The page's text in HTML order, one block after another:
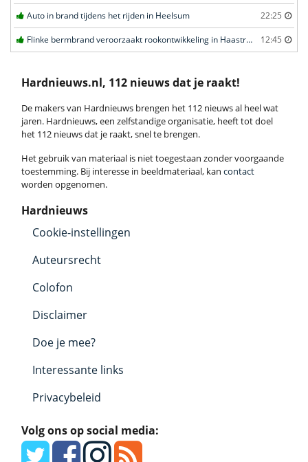
Auto in brand tijdens het rijden in Heelsum 22:25
Flinke bermbrand veroorzaakt rookontwikkeling in Haastrecht 12:45
Hardnieuws.nl, 112 nieuws dat je raakt!
De makers van Hardnieuws brengen het 112 nieuws al heel wat
jaren. Hardnieuws, een zelfstandige organisatie, heeft tot doel
het 112 nieuws dat je raakt, snel te brengen.
Het gebruik van materiaal is niet toegestaan zonder voorgaande
toestemming. Bij interesse in beeldmateriaal, kan contact
worden opgenomen.
Hardnieuws
Cookie-instellingen
Auteursrecht
Colofon
Disclaimer
Doe je mee?
Interessante links
Privacybeleid
Volg ons op social media: